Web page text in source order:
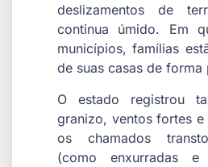
deslizamentos de
continua úmido. Em
municípios, famílias
de suas casas de forma
O estado registrou
granizo, ventos fortes e
os chamados
(como enxurradas e